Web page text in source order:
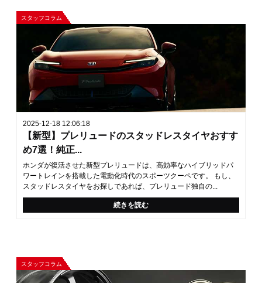
スタッフコラム
2025-12-18 12:06:18
【新型】プレリュードのスタッドレスタイヤおすす
め7選！純正...
ホンダが復活させた新型プレリュードは、高効率なハイブリッドパ
ワートレインを搭載した電動化時代のスポーツクーペです。 もし、
スタッドレスタイヤをお探しであれば、プレリュード独自の...
続きを読む
スタッフコラム